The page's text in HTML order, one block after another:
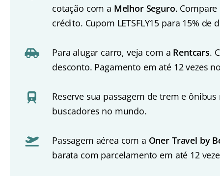
cotação com a Melhor Seguro.
crédito. Cupom LETSFLY15 para 15% de
Para alugar carro, veja com a Rentcars.
desconto. Pagamento em até 12 vezes
Reserve sua passagem de trem e
buscadores no mundo.
Passagem aérea com a Oner Travel by
barata com parcelamento em até 12